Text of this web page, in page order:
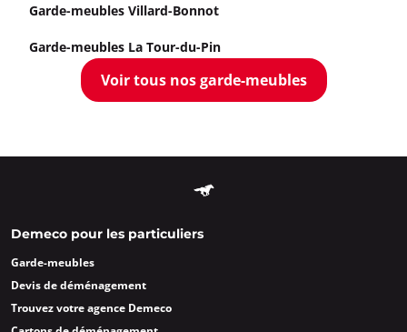
Garde-meubles Villard-Bonnot
Garde-meubles La Tour-du-Pin
Voir tous nos garde-meubles
Demeco pour les particuliers
Garde-meubles
Devis de déménagement
Trouvez votre agence Demeco